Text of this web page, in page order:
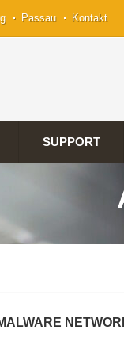
Passau Kontakt
SUPPORT